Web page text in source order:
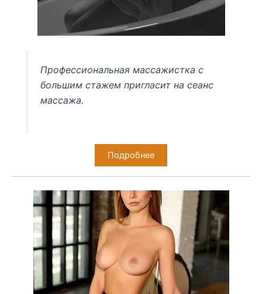
Профессиональная массажистка с
большим стажем пригласит на сеанс
массажа.
Подробнее